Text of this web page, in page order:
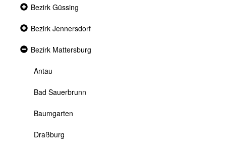
Collapsed
Bezirk Güssing
Collapsed
Bezirk Jennersdorf
Expanded
Bezirk Mattersburg
Antau
Bad Sauerbrunn
Baumgarten
Draßburg